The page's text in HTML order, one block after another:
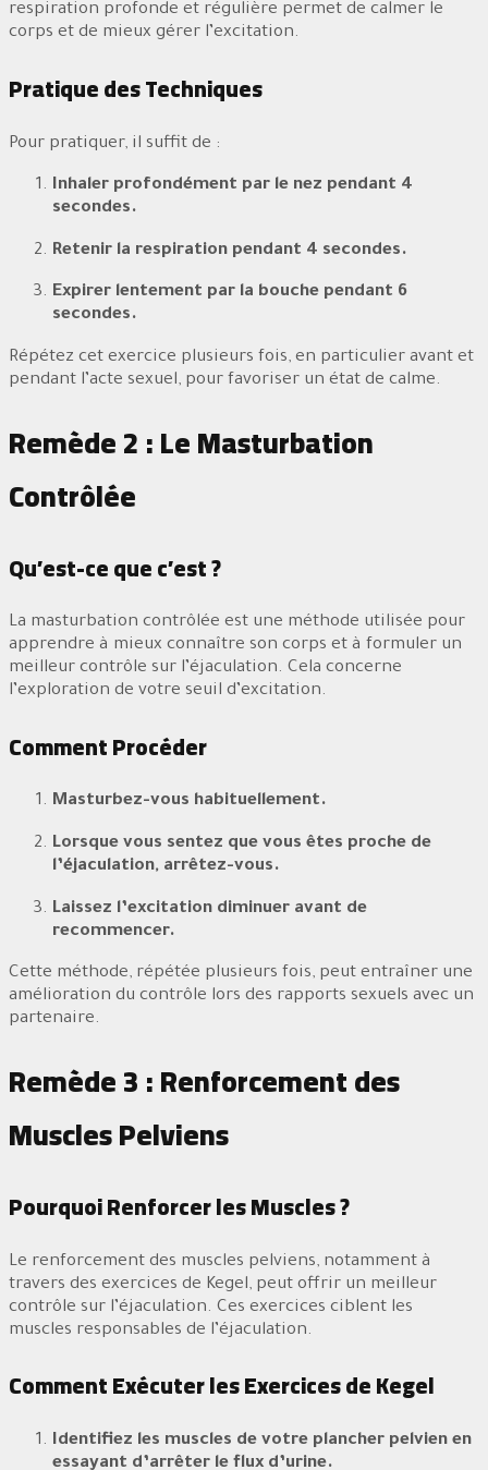
respiration profonde et régulière permet de calmer le
corps et de mieux gérer l’excitation.
Pratique des Techniques
Pour pratiquer, il suffit de :
Inhaler profondément par le nez pendant 4
secondes.
Retenir la respiration pendant 4 secondes.
Expirer lentement par la bouche pendant 6
secondes.
Répétez cet exercice plusieurs fois, en particulier avant et
pendant l’acte sexuel, pour favoriser un état de calme.
Remède 2 : Le Masturbation
Contrôlée
Qu’est-ce que c’est ?
La masturbation contrôlée est une méthode utilisée pour
apprendre à mieux connaître son corps et à formuler un
meilleur contrôle sur l’éjaculation. Cela concerne
l’exploration de votre seuil d’excitation.
Comment Procéder
Masturbez-vous habituellement.
Lorsque vous sentez que vous êtes proche de
l’éjaculation, arrêtez-vous.
Laissez l’excitation diminuer avant de
recommencer.
Cette méthode, répétée plusieurs fois, peut entraîner une
amélioration du contrôle lors des rapports sexuels avec un
partenaire.
Remède 3 : Renforcement des
Muscles Pelviens
Pourquoi Renforcer les Muscles ?
Le renforcement des muscles pelviens, notamment à
travers des exercices de Kegel, peut offrir un meilleur
contrôle sur l’éjaculation. Ces exercices ciblent les
muscles responsables de l’éjaculation.
Comment Exécuter les Exercices de Kegel
Identifiez les muscles de votre plancher pelvien en
essayant d’arrêter le flux d’urine.